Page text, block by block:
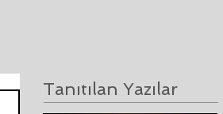
Tanıtılan Yazılar